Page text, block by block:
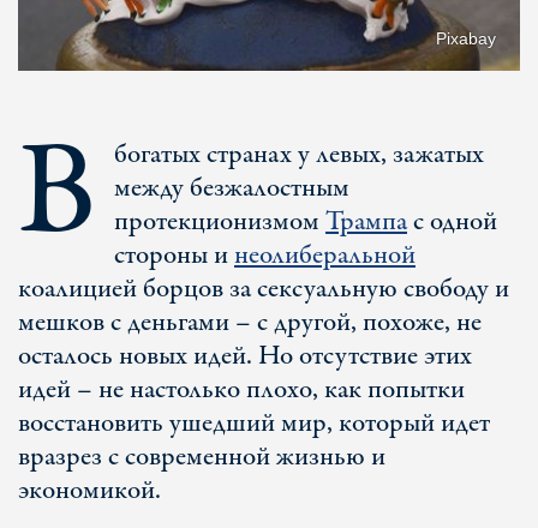
Pixabay
В богатых странах у левых, зажатых
между безжалостным
протекционизмомТрампас одной
стороны инеолиберальной
коалицией борцов за сексуальную свободу и
мешков с деньгами – с другой, похоже, не
осталось новых идей. Но отсутствие этих
идей – не настолько плохо, как попытки
восстановить ушедший мир, который идет
вразрез с современной жизнью и
экономикой.